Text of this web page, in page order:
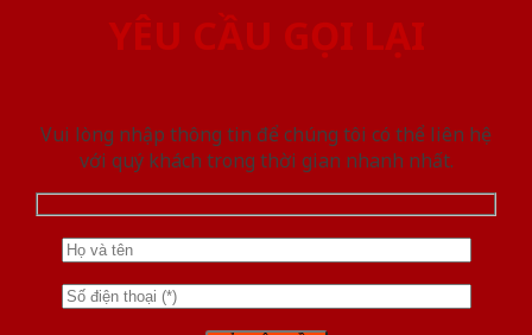
YÊU CẦU GỌI LẠI
Vui lòng nhập thông tin để chúng tôi có thể liên hệ
với quý khách trong thời gian nhanh nhất.